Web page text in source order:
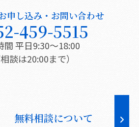
申し込み・お問い合わせ
459-5515
間 平日9:30〜18:00
相談は20:00まで）
無料相談について